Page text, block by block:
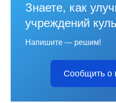
Знаете, как
учреждений
Напишите — решим!
Сообщить о